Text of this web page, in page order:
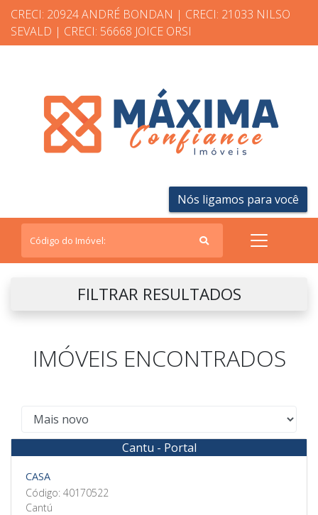
CRECI: 20924 ANDRÉ BONDAN | CRECI: 21033 NILSO
SEVALD | CRECI: 56668 JOICE ORSI
Nós ligamos para você
FILTRAR RESULTADOS
IMÓVEIS ENCONTRADOS
Venda
Cantu - Portal
CASA
Código: 40170522
Cantú